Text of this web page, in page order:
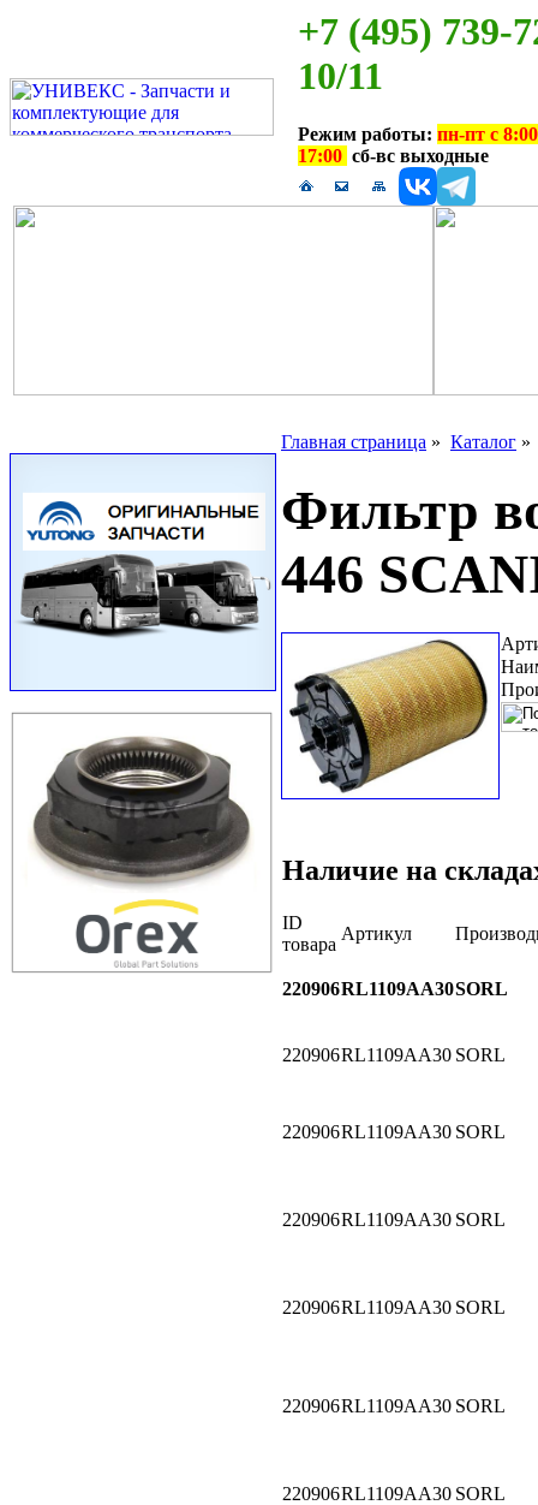
+7 (495) 739-
10/11
Режим работы: пн-пт с
17:00 сб-вс выходные
Главная страница » Каталог
Фильтр
446
Наличие на
ID
товара
Артикул
220906RL1109AA30SORL
220906RL1109AA30 SORL
220906RL1109AA30 SORL
220906RL1109AA30 SORL
220906RL1109AA30 SORL
220906RL1109AA30 SORL
220906RL1109AA30 SORL